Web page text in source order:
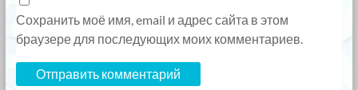
Сохранить моё имя, email и адрес сайта в этом
браузере для последующих моих комментариев.